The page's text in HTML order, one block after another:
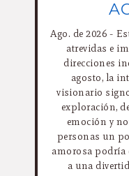
Ago. de 2026 -
atrevidas e
direcciones
agosto, la
visionario
exploración,
emoción y
personas un
amorosa podría
a una